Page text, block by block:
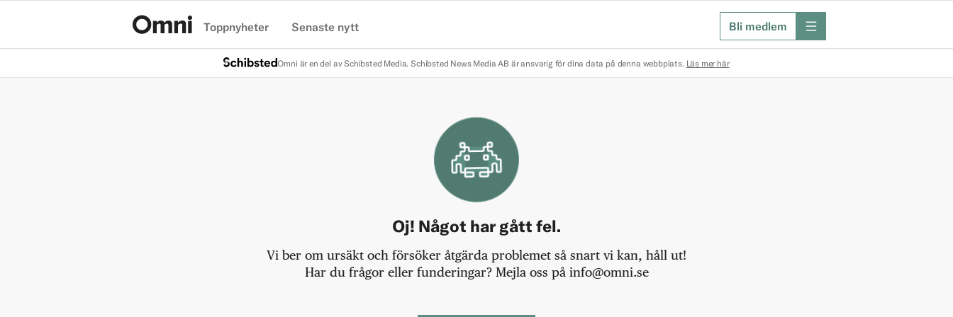
Toppnyheter Senaste nytt Bli medlem meny
Omni är en del av Schibsted Media. Schibsted News Media AB är ansvarig för dina data på denna webbplats. Läs mer här
Oj! Något har gått fel.
Vi ber om ursäkt och försöker åtgärda problemet så snart vi kan, håll ut!
Har du frågor eller funderingar? Mejla oss på info@omni.se